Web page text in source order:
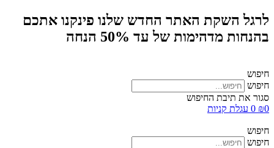
לרגל השקת האתר החדש שלנו פינקנו אתכם
בהנחות מדהימות של עד 50% הנחה
חיפוש
חיפוש
סגור את תיבת החיפוש
₪0
0 עגלת קניות
חיפוש
חיפוש